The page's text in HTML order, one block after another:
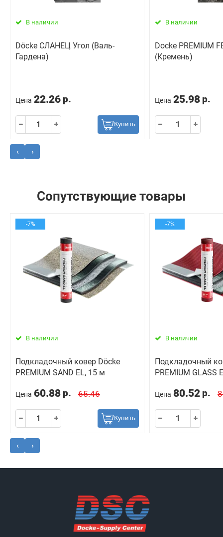
В наличии
Döcke СЛАНЕЦ Угол (Валь-
Гардена)
Цена 22.26 р.
Купить
В наличии
Docke PREMIUM
(Кремень)
Цена 25.98 р.
‹ ›
Сопутствующие товары
-7%
В наличии
Подкладочный ковер Dӧcke
PREMIUM SAND EL, 15 м
Цена 60.88 р. 65.46
Купить
-7%
В наличии
Подкладочный
PREMIUM GLASS
Цена 80.52 р.
‹ ›